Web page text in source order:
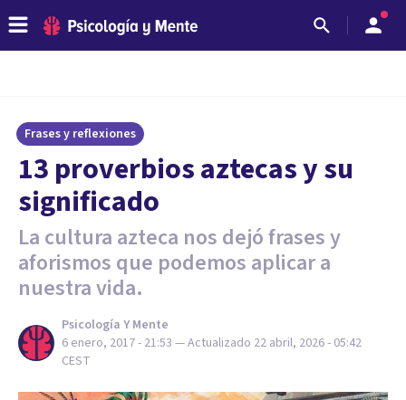
Frases y reflexiones
13 proverbios aztecas y su
significado
La cultura azteca nos dejó frases y
aforismos que podemos aplicar a
nuestra vida.
Psicología Y Mente
6 enero, 2017 - 21:53 — Actualizado 22 abril, 2026 - 05:42
CEST